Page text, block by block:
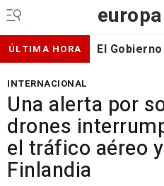
europa
ÚLTIMA HORA El
INTERNACIONAL
Una alerta por
drones
el tráfico aéreo
Finlandia